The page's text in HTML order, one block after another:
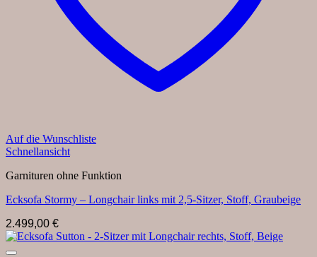
Auf die Wunschliste
Schnellansicht
Garnituren ohne Funktion
Ecksofa Stormy – Longchair links mit 2,5-Sitzer, Stoff, Graubeige
2.499,00 €